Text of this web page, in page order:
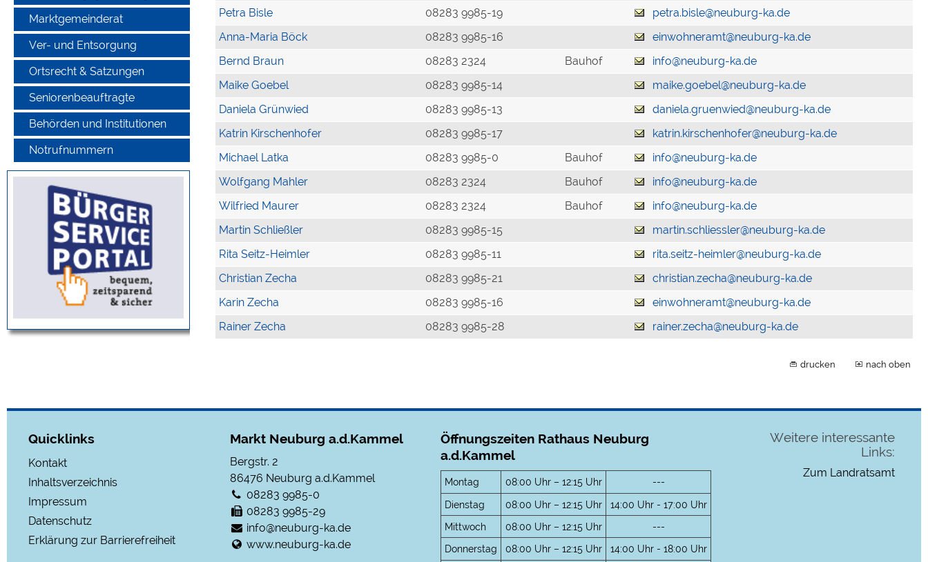
Marktgemeinderat
Ver- und Entsorgung
Ortsrecht & Satzungen
Seniorenbeauftragte
Behörden und Institutionen
Notrufnummern
Petra Bisle 08283 9985-19
petra.bisle@neuburg-ka.de
Anna-Maria Böck
08283 9985-16
einwohneramt@neuburg-ka.de
Bernd Braun
08283 2324 Bauhof
info@neuburg-ka.de
Maike Goebel
08283 9985-14
maike.goebel@neuburg-ka.de
Daniela Grünwied
08283 9985-13
daniela.gruenwied@neuburg-ka.de
Katrin Kirschenhofer
08283 9985-17
katrin.kirschenhofer@neuburg-ka.de
Michael Latka
08283 9985-0 Bauhof
info@neuburg-ka.de
Wolfgang Mahler
08283 2324 Bauhof
info@neuburg-ka.de
Wilfried Maurer
08283 2324 Bauhof
info@neuburg-ka.de
Martin Schließler
08283 9985-15
martin.schliessler@neuburg-ka.de
Rita Seitz-Heimler
08283 9985-11
rita.seitz-heimler@neuburg-ka.de
Christian Zecha
08283 9985-21
christian.zecha@neuburg-ka.de
Karin Zecha
08283 9985-16
einwohneramt@neuburg-ka.de
Rainer Zecha
08283 9985-28 rainer.zecha@neuburg-ka.de
drucken nach oben
Quicklinks
Kontakt
Inhaltsverzeichnis
Impressum
Datenschutz
Erklärung zur Barrierefreiheit
Markt Neuburg a.d.Kammel
Bergstr. 2
86476 Neuburg a.d.Kammel
08283 9985-0
08283 9985-29
info@neuburg-ka.de
www.neuburg-ka.de
Öffnungszeiten Rathaus Neuburg
a.d.Kammel
Montag 08:00 Uhr – 12:15 Uhr
---
Dienstag
08:00 Uhr – 12:15 Uhr
14:00 Uhr - 17:00 Uhr
Mittwoch
08:00 Uhr – 12:15 Uhr
---
Donnerstag
08:00 Uhr – 12:15 Uhr 14:00 Uhr - 18:00 Uhr
Weitere interessante
Links:
Zum Landratsamt